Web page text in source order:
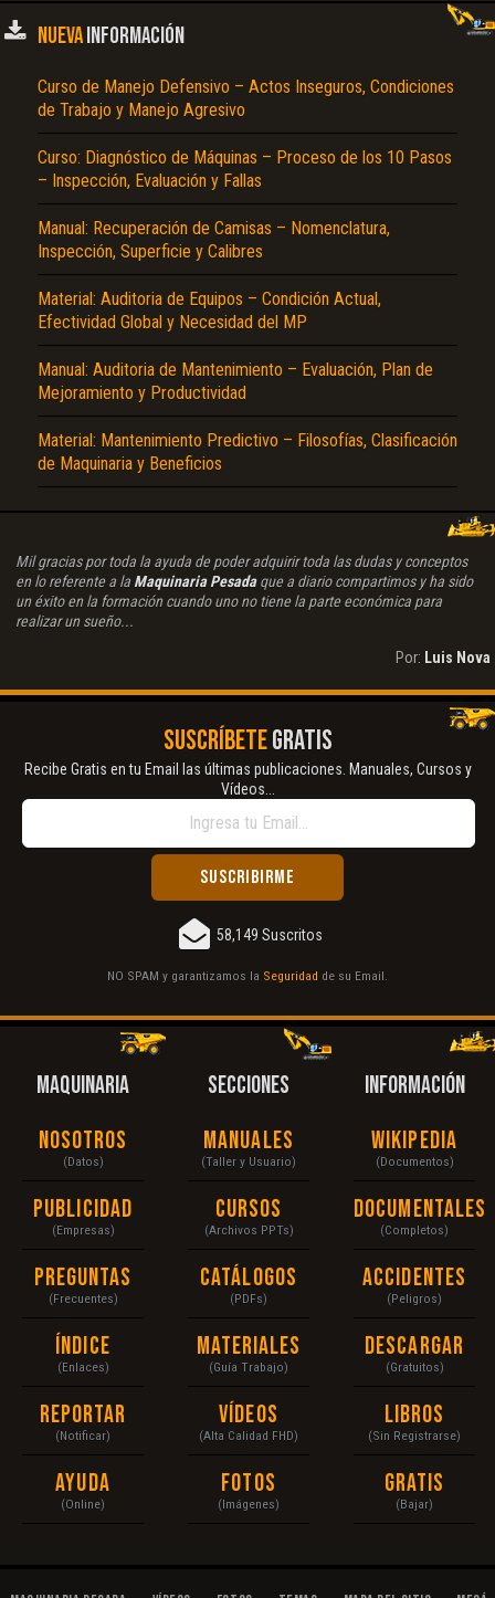
NUEVAINFORMACIÓN
Curso de Manejo Defensivo – Actos Inseguros, Condiciones
de Trabajo y Manejo Agresivo
Curso: Diagnóstico de Máquinas – Proceso de los 10 Pasos
– Inspección, Evaluación y Fallas
Manual: Recuperación de Camisas – Nomenclatura,
Inspección, Superficie y Calibres
Material: Auditoria de Equipos – Condición Actual,
Efectividad Global y Necesidad del MP
Manual: Auditoria de Mantenimiento – Evaluación, Plan de
Mejoramiento y Productividad
Material: Mantenimiento Predictivo – Filosofías, Clasificación
de Maquinaria y Beneficios
Mil gracias por toda la ayuda de poder adquirir toda las dudas y conceptos
en lo referente a la Maquinaria Pesadaque a diario compartimos y ha sido
un éxito en la formación cuando uno no tiene la parte económica para
realizar un sueño...
Por: Luis Nova
SUSCRÍBETEGRATIS
Recibe Gratis en tu Email las últimas publicaciones. Manuales, Cursos y
Vídeos...
58,149 Suscritos
NO SPAM y garantizamos la Seguridad de su Email.
MAQUINARIA
Nosotros
(Datos)
Publicidad
(Empresas)
Preguntas
(Frecuentes)
Índice
(Enlaces)
Reportar
(Notificar)
Ayuda
(Online)
SECCIONES
Manuales
(Taller y Usuario)
Cursos
(Archivos PPTs)
Catálogos
(PDFs)
Materiales
(Guía Trabajo)
Vídeos
(Alta Calidad FHD)
Fotos
(Imágenes)
INFORMACIÓN
Wikipedia
(Documentos)
Documentales
(Completos)
Accidentes
(Peligros)
Descargar
(Gratuitos)
Libros
(Sin Registrarse)
Gratis
(Bajar)